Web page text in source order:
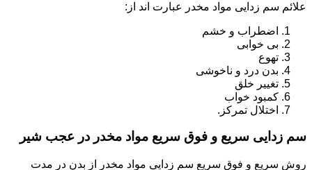
علائم سم زدایی مواد مخدر عبارت اند از:
اضطراب و خشم
بی خوابی
تهوع
بدن درد و ناخوشی
تغییر خلق
کمبود خواب
اختلال تمرکز.
سم زدایی سریع و فوق سریع مواد مخدر در عجب شیر
روش سریع و فوق سریع سم زدایی مواد مخدر از بدن در مدت